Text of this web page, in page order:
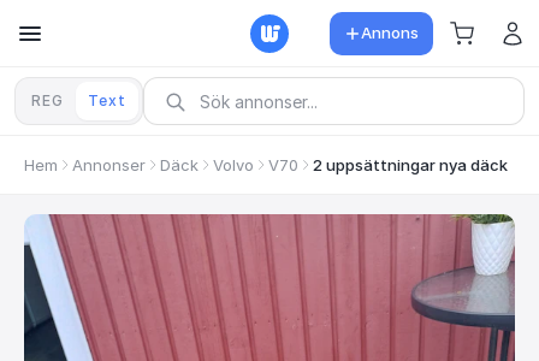
Annons
REG Text
Hem Annonser Däck Volvo V70 2 uppsättningar nya däck